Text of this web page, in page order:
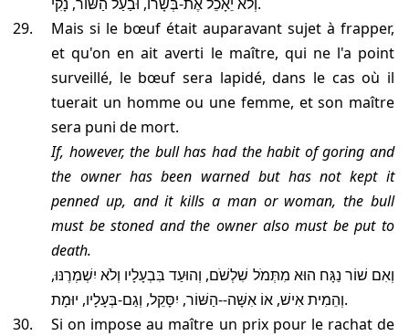
Mais si le bœuf était auparavant sujet à frapper,
et qu'on en ait averti le maître, qui ne l'a point
surveillé, le bœuf sera lapidé, dans le cas où il
tuerait un homme ou une femme, et son maître
sera puni de mort.
If, however, the bull has had the habit of goring and
the owner has been warned but has not kept it
penned up, and it kills a man or woman, the bull
must be stoned and the owner also must be put to
death.
וְאִם שׁוֹר נַגָּח הוּא מִתְּמֹל שִׁלְשֹׁם, וְהוּעַד בִּבְעָלָיו וְלֹא יִשְׁמְרֶנּוּ,
וְהֵמִית אִישׁ, אוֹ אִשָּׁה--הַשּׁוֹר, יִסָּקֵל, וְגַם-בְּעָלָיו, יוּמָת.
Si on impose au maître un prix pour le rachat de